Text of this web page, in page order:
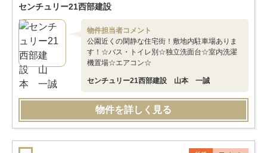
センチュリー21西部建設
物件担当者コメント
公園近くの閑静な住宅街！敷地内駐車場ありま
す！☆バス・トイレ別☆独立洗面台☆室内洗濯
機置場☆エアコン☆
センチュリー21西部建設 山本 一誠
物件を詳しく見る